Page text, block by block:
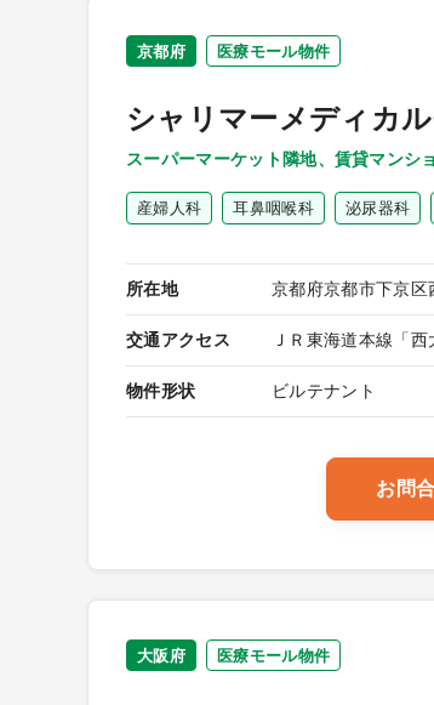
京都府 医療モール物件
シャリマーメディカ
スーパーマーケット隣地、賃貸マンシ
産婦人科 耳鼻咽喉科 泌尿器科
所在地 京都府京都市下京区
交通アクセス ＪＲ東海道本線「
物件形状 ビルテナント
お問
大阪府 医療モール物件